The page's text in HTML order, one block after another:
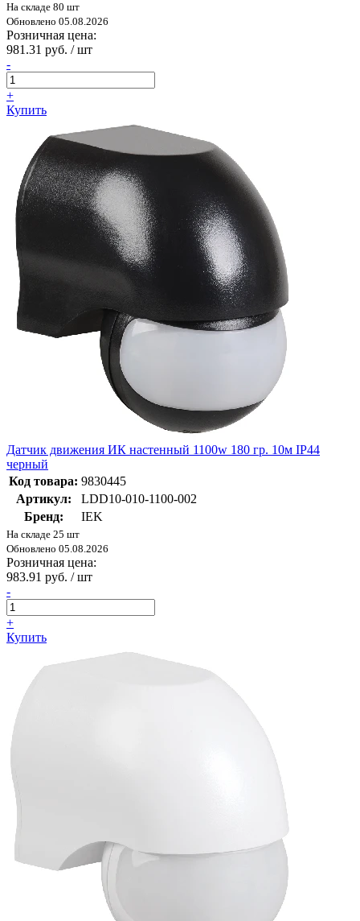
На складе 80 шт
Обновлено 05.08.2026
Розничная цена:
981.31 руб. / шт
-
+
Купить
Датчик движения ИК настенный 1100w 180 гр. 10м IP44
черный
Код товара: 9830445
Артикул:
LDD10-010-1100-002
Бренд:
IEK
На складе 25 шт
Обновлено 05.08.2026
Розничная цена:
983.91 руб. / шт
-
+
Купить